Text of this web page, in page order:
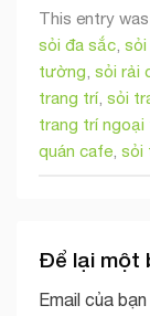
This entry
sỏi đa sắc sỏi
tường sỏi rải
trang trí sỏi
trang trí ngoại
quán cafe sỏi
Để lại một
Email của